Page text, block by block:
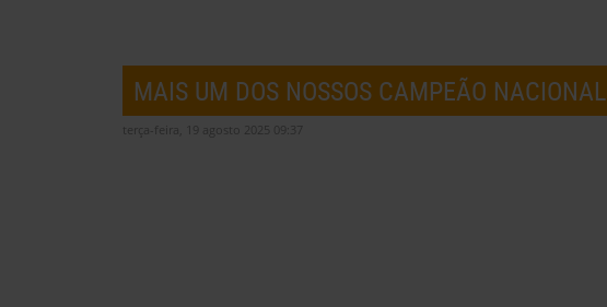
MAIS UM DOS NOSSOS CAMPEÃO NACIONAL
terça-feira, 19 agosto 2025 09:37